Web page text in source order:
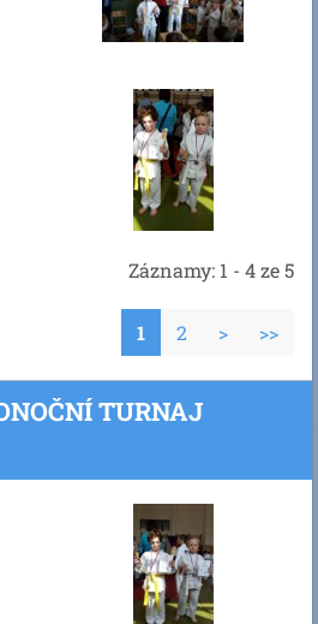
Záznamy: 1 - 4 ze 5
1 2 > >>
TURNAJ